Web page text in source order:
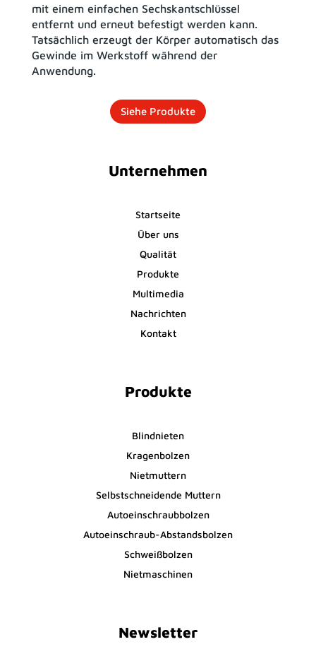
mit einem einfachen Sechskantschlüssel
entfernt und erneut befestigt werden kann.
Tatsächlich erzeugt der Körper automatisch das
Gewinde im Werkstoff während der
Anwendung.
Siehe Produkte
Unternehmen
Startseite
Über uns
Qualität
Produkte
Multimedia
Nachrichten
Kontakt
Produkte
Blindnieten
Kragenbolzen
Nietmuttern
Selbstschneidende Muttern
Autoeinschraubbolzen
Autoeinschraub-Abstandsbolzen
Schweißbolzen
Nietmaschinen
Newsletter